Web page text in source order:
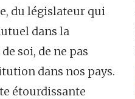
du législateur qui
dans la
soi, de ne pas
dans nos pays.
étourdissante